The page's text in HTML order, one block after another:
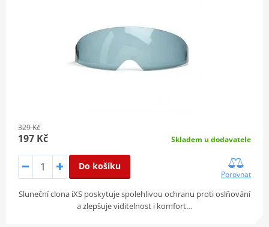
329 Kč
197 Kč Skladem u dodavatele
Do košíku
Porovnat
Sluneční clona iXS poskytuje spolehlivou ochranu proti oslňování
a zlepšuje viditelnost i komfort…